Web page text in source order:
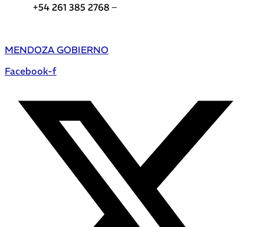
+54 261 385 2768 –
MENDOZA GOBIERNO
Facebook-f